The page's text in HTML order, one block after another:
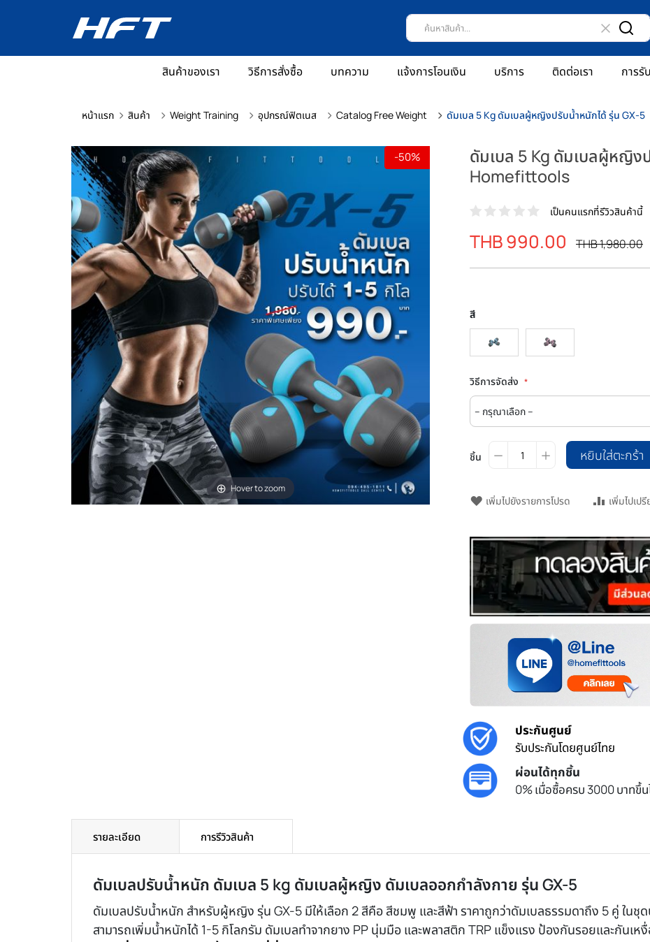
สินค้าของเรา วิธีการสั่งซื้อ บทความ แจ้งการโอนเงิน บริการ ติดต่อเรา การรั
หน้าแรก สินค้า Weight Training อุปกรณ์ฟิตเนส Catalog Free Weight ดัมเบล 5 Kg ดัมเบลผู้หญิงปรับน้ำหนักได้ รุ่น GX-5
Hover to zoom
-50%
ดัมเบล 5 Kg ดัมเบลผู้หญิง
Homefittools
เป็นคนแรกที่รีวิวสินค้านี้
ราคา
THB 990.00 ราคา
ปรกติ
THB 1,980.00
สี
วิธีการจัดส่ง
ชิ้น หยิบใส่ตะกร้า
เพิ่มไปยังรายการโปรด เพิ่มไปเป
ประกันศูนย์
รับประกันโดยศูนย์ไทย
ผ่อนได้ทุกชิ้น
0% เมื่อซื้อครบ 3000 บาทขึ้น
รายละเอียด
ดัมเบลปรับน้ำหนัก ดัมเบล 5 kg ดัมเบลผู้หญิง ดัมเบลออกกำลังกาย รุ่น GX-5
ดัมเบลปรับน้ำหนัก สำหรับผู้หญิง รุ่น GX-5 มีให้เลือก 2 สีคือ สีชมพู และสีฟ้า ราคาถูกว่าดัมเบลธรรมดาถึง 5 คู่ ใน
สามารถเพิ่มน้ำหนักได้ 1-5 กิโลกรัม ดัมเบลทำจากยาง PP นุ่มมือ และพลาสติก TRP แข็งแรง ป้องกันรอยและกัน
การรีวิวสินค้า